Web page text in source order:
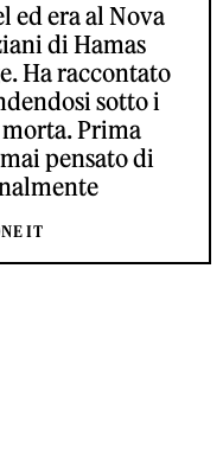
ed era al Nova
di Hamas
Ha raccontato
sotto i
Prima
pensato di
IT